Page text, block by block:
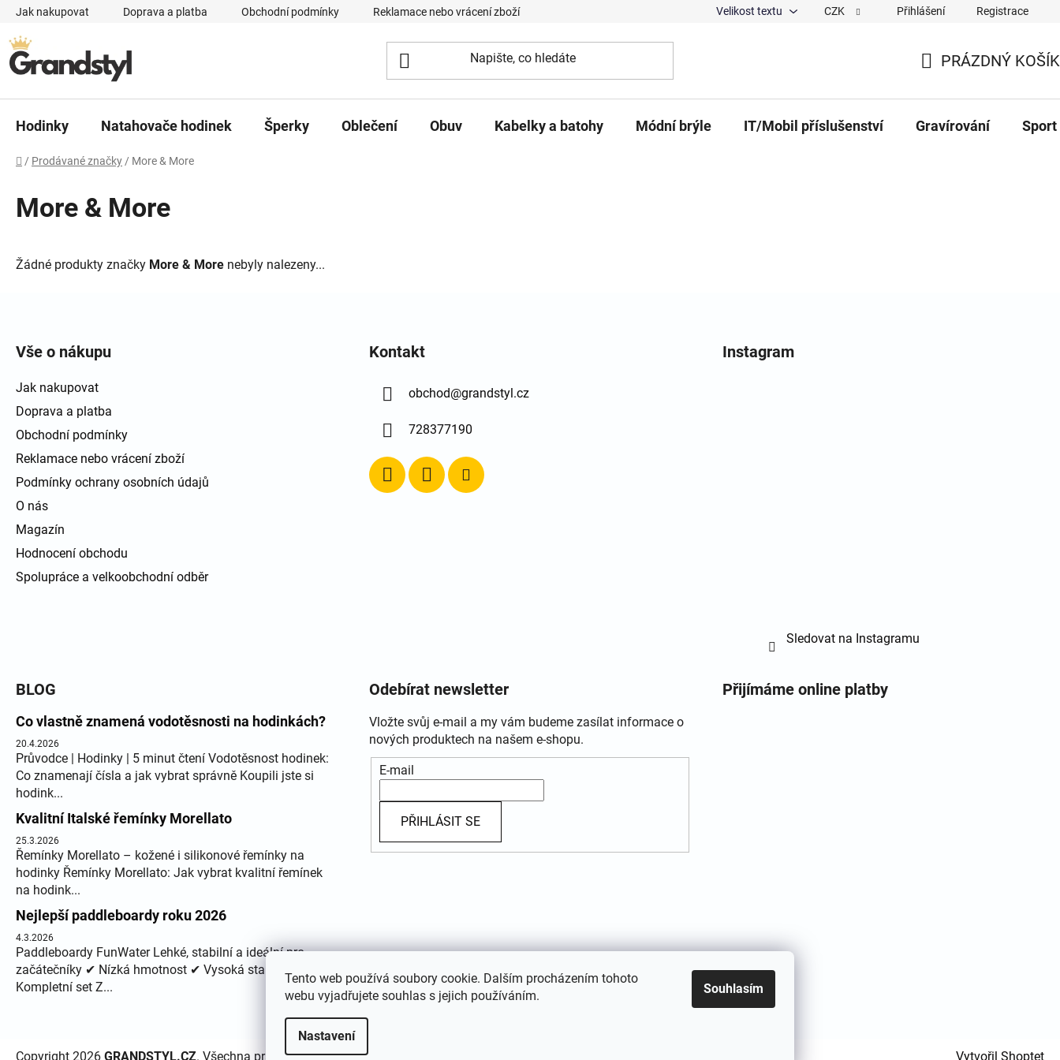
Tento web používá soubory cookie. Dalším procházením tohoto
webu vyjadřujete souhlas s jejich používáním.
Nastavení
Souhlasím
Přejít na obsah
Jak nakupovat Doprava a platba Obchodní podmínky Reklamace nebo vrácení zboží Podmínky ochrany osobních údajů O nás Magazín Hodnocení obchodu
Velikost textu CZK Přihlášení Registrace
PRÁZDNÝ KOŠÍK
Hodinky Natahovače hodinek Šperky Oblečení Obuv Kabelky a batohy Módní brýle IT/Mobil příslušenství Gravírování Sport
Domů
/ Prodávané značky / More & More
More & More
Žádné produkty značky More & More nebyly nalezeny...
Vše o nákupu
Jak nakupovat
Doprava a platba
Obchodní podmínky
Reklamace nebo vrácení zboží
Podmínky ochrany osobních údajů
O nás
Magazín
Hodnocení obchodu
Spolupráce a velkoobchodní odběr
Kontakt
obchod@grandstyl.cz
728377190
Instagram
Sledovat na Instagramu
BLOG
Co vlastně znamená vodotěsnosti na hodinkách?
20.4.2026
Průvodce | Hodinky | 5 minut čtení Vodotěsnost hodinek:
Co znamenají čísla a jak vybrat správně Koupili jste si
hodink...
Kvalitní Italské řemínky Morellato
25.3.2026
Řemínky Morellato – kožené i silikonové řemínky na
hodinky Řemínky Morellato: Jak vybrat kvalitní řemínek
na hodink...
Nejlepší paddleboardy roku 2026
4.3.2026
Paddleboardy FunWater Lehké, stabilní a ideální pro
začátečníky ✔ Nízká hmotnost ✔ Vysoká stabilita ✔
Kompletní set Z...
Odebírat newsletter
Vložte svůj e-mail a my vám budeme zasílat informace o
nových produktech na našem e-shopu.
E-mail
PŘIHLÁSIT SE
Přijímáme online platby
Vytvořil Shoptet
Copyright 2026 GRANDSTYL.CZ. Všechna práva vyhrazena.